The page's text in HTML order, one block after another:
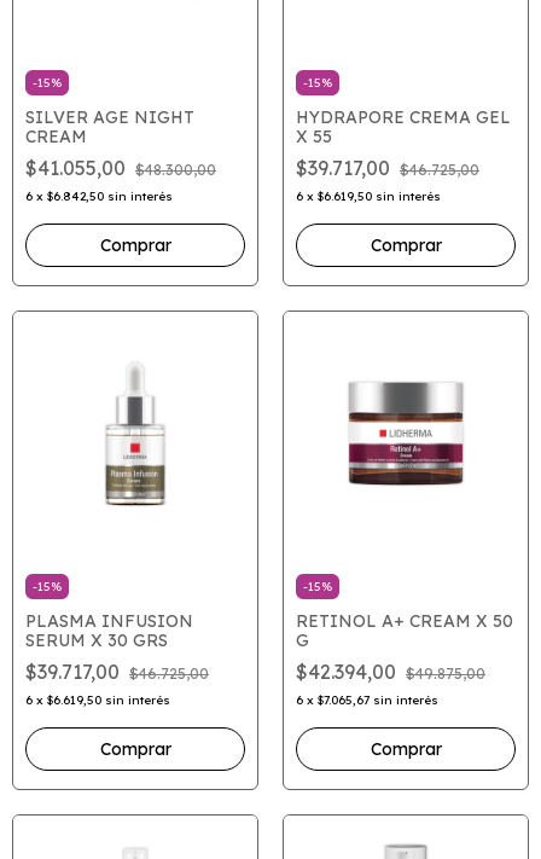
-15%
SILVER AGE NIGHT
CREAM
$41.055,00 $48.300,00
6 x $6.842,50 sin interés
-15%
HYDRAPORE CREMA GEL
X 55
$39.717,00 $46.725,00
6 x $6.619,50 sin interés
-15%
PLASMA INFUSION
SERUM X 30 GRS
$39.717,00 $46.725,00
6 x $6.619,50 sin interés
-15%
RETINOL A+ CREAM X 50
G
$42.394,00 $49.875,00
6 x $7.065,67 sin interés